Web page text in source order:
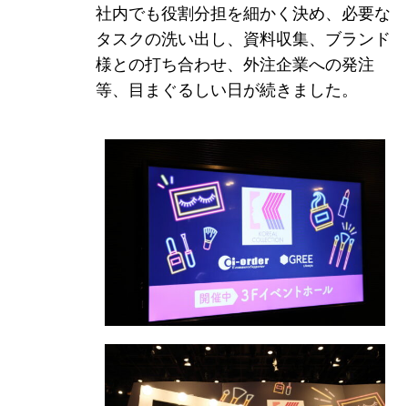
イ・オ
てい
社内でも役割分担を細かく決め、必要な
タスクの洗い出し、資料収集、ブランド
様との打ち合わせ、外注企業への発注
等、目まぐるしい日が続きました。